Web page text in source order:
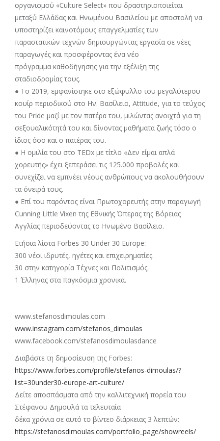
οργανισμού «Culture Select» που δραστηριοποιείται
μεταξύ Ελλάδας και Ηνωμένου Βασιλείου με αποστολή να
υποστηρίζει καινοτόμους επαγγελματίες των
παραστατικών τεχνών δημιουργώντας εργασία σε νέες
παραγωγές και προσφέροντας ένα νέο
πρόγραμμα καθοδήγησης για την εξέλιξη της
σταδιοδρομίας τους.
● Το 2019, εμφανίστηκε στο εξώφυλλο του μεγαλύτερου
κουίρ περιοδικού στο Ην. Βασίλειο, Attitude, για το τεύχος
του Pride μαζί με τον πατέρα του, μιλώντας ανοιχτά για τη
σεξουαλικότητά του και δίνοντας μαθήματα ζωής τόσο ο
ίδιος όσο και ο πατέρας του.
● Η ομιλία του στο TEDx με τίτλο «Δεν είμαι απλά
χορευτής» έχει ξεπεράσει τις 125.000 προβολές και
συνεχίζει να εμπνέει νέους ανθρώπους να ακολουθήσουν
τα όνειρά τους.
● Επί του παρόντος είναι Πρωτοχορευτής στην παραγωγή
Cunning Little Vixen της Εθνικής Όπερας της Βόρειας
Αγγλίας περιοδεύοντας το Ηνωμένο Βασίλειο.
Ετήσια λίστα Forbes 30 Under 30 Europe:
300 νέοι ιδρυτές, ηγέτες και επιχειρηματίες.
30 στην κατηγορία Τέχνες και Πολιτισμός.
1 Έλληνας στα παγκόσμια χρονικά.
www.stefanosdimoulas.com
www.instagram.com/stefanos_dimoulas
www.facebook.com/stefanosdimoulasdance
Διαβάστε τη δημοσίευση της Forbes:
https://www.forbes.com/profile/stefanos-dimoulas/?
list=30under30-europe-art-culture/
Δείτε αποσπάσματα από την καλλιτεχνική πορεία του
Στέφανου Δημουλά τα τελευταία
δέκα χρόνια σε αυτό το βίντεο διάρκειας 3 λεπτών:
https://stefanosdimoulas.com/portfolio_page/showreels/